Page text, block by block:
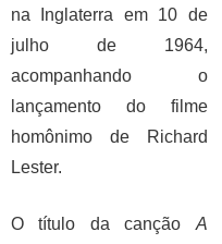
na Inglaterra em 10 de
julho de 1964,
acompanhando o
lançamento do filme
homônimo de Richard
Lester.
O título da canção A